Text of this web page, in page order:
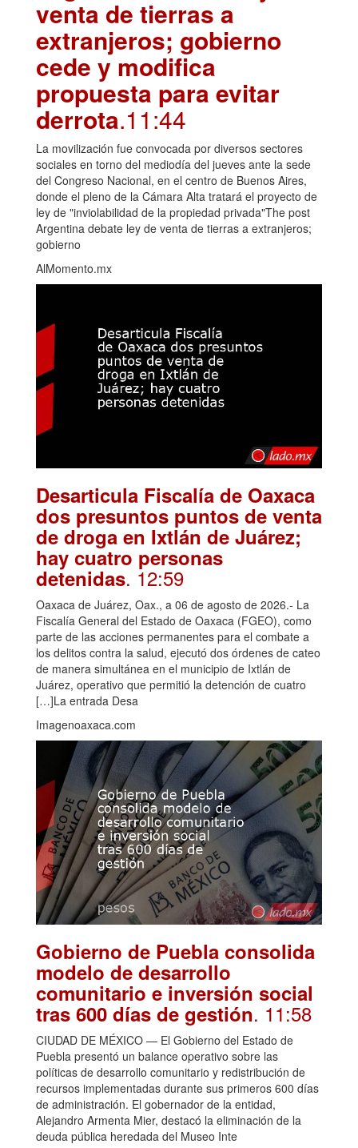
venta de tierras a
extranjeros; gobierno
cede y modifica
propuesta para evitar
derrota.11:44
La movilización fue convocada por diversos sectores
sociales en torno del mediodía del jueves ante la sede
del Congreso Nacional, en el centro de Buenos Aires,
donde el pleno de la Cámara Alta tratará el proyecto de
ley de "inviolabilidad de la propiedad privada"The post
Argentina debate ley de venta de tierras a extranjeros;
gobierno
AlMomento.mx
Desarticula Fiscalía de Oaxaca
dos presuntos puntos de venta
de droga en Ixtlán de Juárez;
hay cuatro personas
detenidas. 12:59
Oaxaca de Juárez, Oax., a 06 de agosto de 2026.- La
Fiscalía General del Estado de Oaxaca (FGEO), como
parte de las acciones permanentes para el combate a
los delitos contra la salud, ejecutó dos órdenes de cateo
de manera simultánea en el municipio de Ixtlán de
Juárez, operativo que permitió la detención de cuatro
[…]La entrada Desa
Imagenoaxaca.com
Gobierno de Puebla consolida
modelo de desarrollo
comunitario e inversión social
tras 600 días de gestión. 11:58
CIUDAD DE MÉXICO — El Gobierno del Estado de
Puebla presentó un balance operativo sobre las
políticas de desarrollo comunitario y redistribución de
recursos implementadas durante sus primeros 600 días
de administración. El gobernador de la entidad,
Alejandro Armenta Mier, destacó la eliminación de la
deuda pública heredada del Museo Inte